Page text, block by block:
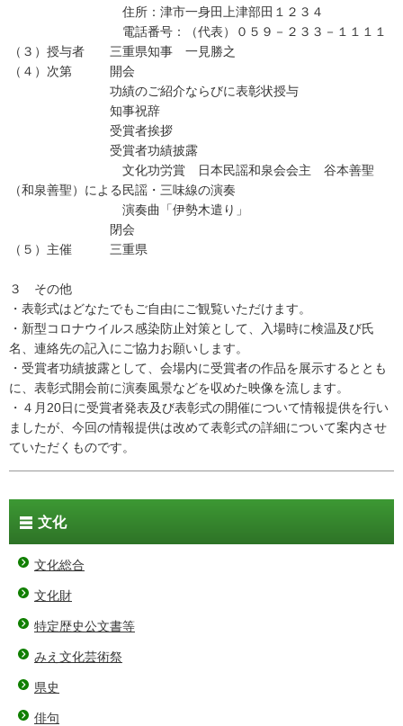
住所：津市一身田上津部田１２３４
電話番号：（代表）０５９－２３３－１１１１
（３）授与者 三重県知事 一見勝之
（４）次第 開会
功績のご紹介ならびに表彰状授与
知事祝辞
受賞者挨拶
受賞者功績披露
文化功労賞 日本民謡和泉会会主 谷本善聖
（和泉善聖）による民謡・三味線の演奏
演奏曲「伊勢木遣り」
閉会
（５）主催 三重県
３ その他
・表彰式はどなたでもご自由にご観覧いただけます。
・新型コロナウイルス感染防止対策として、入場時に検温及び氏
名、連絡先の記入にご協力お願いします。
・受賞者功績披露として、会場内に受賞者の作品を展示するととも
に、表彰式開会前に演奏風景などを収めた映像を流します。
・４月20日に受賞者発表及び表彰式の開催について情報提供を行い
ましたが、今回の情報提供は改めて表彰式の詳細について案内させ
ていただくものです。
文化
文化総合
文化財
特定歴史公文書等
みえ文化芸術祭
県史
俳句